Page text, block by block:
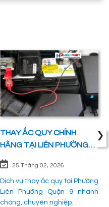
THAY ẮC QUY CHÍNH
HÃNG TẠI LIÊN PHƯỜNG
25 Tháng 02, 2026
Dịch vụ thay ắc quy tại Phường
Liên Phường Quận 9 nhanh
chóng, chuyên nghiệp.
›